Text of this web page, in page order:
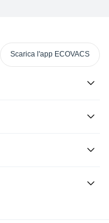
Scarica l'app ECOVACS